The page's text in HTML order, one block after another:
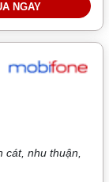
NGAY
cát, nhu thuận,